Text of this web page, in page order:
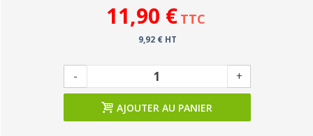
11,90 € TTC
9,92 € HT
- +
AJOUTER AU PANIER